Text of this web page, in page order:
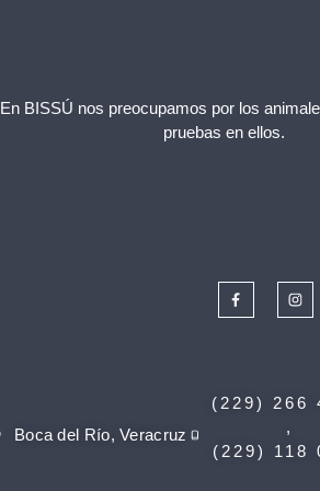
En BISSÚ nos preocupamos por los
pruebas en ellos.
Boca del Río, Veracruz
(229) 266
,
(229) 118